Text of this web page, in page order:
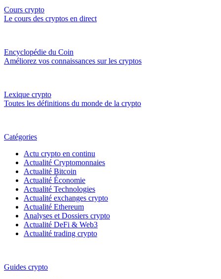
Cours crypto
Le cours des cryptos en direct
Encyclopédie du Coin
Améliorez vos connaissances sur les cryptos
Lexique crypto
Toutes les définitions du monde de la crypto
Catégories
Actu crypto en continu
Actualité Cryptomonnaies
Actualité Bitcoin
Actualité Économie
Actualité Technologies
Actualité exchanges crypto
Actualité Ethereum
Analyses et Dossiers crypto
Actualité DeFi & Web3
Actualité trading crypto
Guides crypto